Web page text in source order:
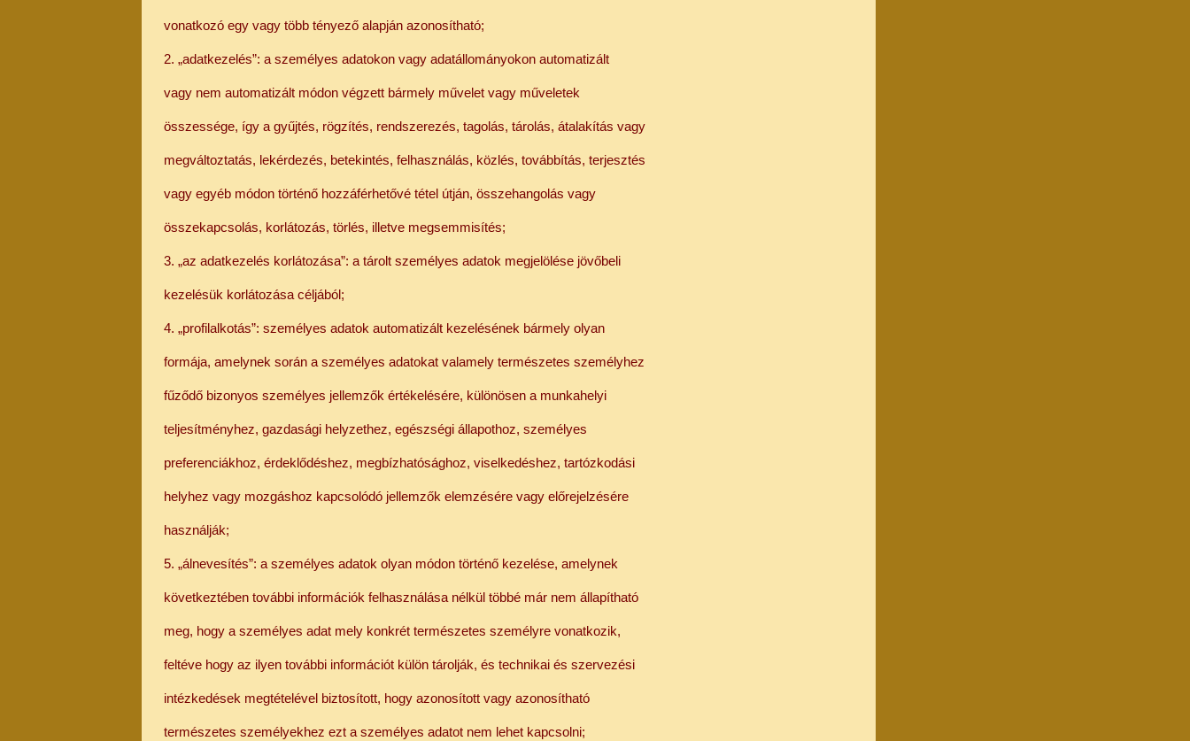
vonatkozó egy vagy több tényező alapján azonosítható;
2. „adatkezelés”: a személyes adatokon vagy adatállományokon automatizált
vagy nem automatizált módon végzett bármely művelet vagy műveletek
összessége, így a gyűjtés, rögzítés, rendszerezés, tagolás, tárolás, átalakítás vagy
megváltoztatás, lekérdezés, betekintés, felhasználás, közlés, továbbítás, terjesztés
vagy egyéb módon történő hozzáférhetővé tétel útján, összehangolás vagy
összekapcsolás, korlátozás, törlés, illetve megsemmisítés;
3. „az adatkezelés korlátozása”: a tárolt személyes adatok megjelölése jövőbeli
kezelésük korlátozása céljából;
4. „profilalkotás”: személyes adatok automatizált kezelésének bármely olyan
formája, amelynek során a személyes adatokat valamely természetes személyhez
fűződő bizonyos személyes jellemzők értékelésére, különösen a munkahelyi
teljesítményhez, gazdasági helyzethez, egészségi állapothoz, személyes
preferenciákhoz, érdeklődéshez, megbízhatósághoz, viselkedéshez, tartózkodási
helyhez vagy mozgáshoz kapcsolódó jellemzők elemzésére vagy előrejelzésére
használják;
5. „álnevesítés”: a személyes adatok olyan módon történő kezelése, amelynek
következtében további információk felhasználása nélkül többé már nem állapítható
meg, hogy a személyes adat mely konkrét természetes személyre vonatkozik,
feltéve hogy az ilyen további információt külön tárolják, és technikai és szervezési
intézkedések megtételével biztosított, hogy azonosított vagy azonosítható
természetes személyekhez ezt a személyes adatot nem lehet kapcsolni;